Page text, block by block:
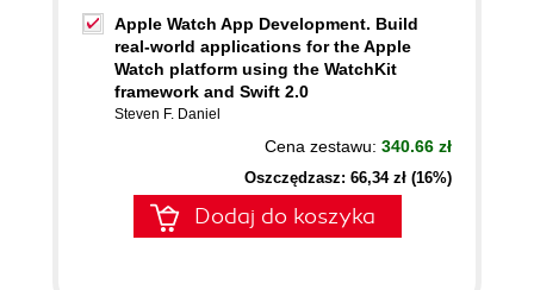
Apple Watch App Development. Build
real-world applications for the Apple
Watch platform using the WatchKit
framework and Swift 2.0
Steven F. Daniel
Cena zestawu: 340.66 zł
Oszczędzasz: 66,34 zł (16%)
Dodaj do koszyka